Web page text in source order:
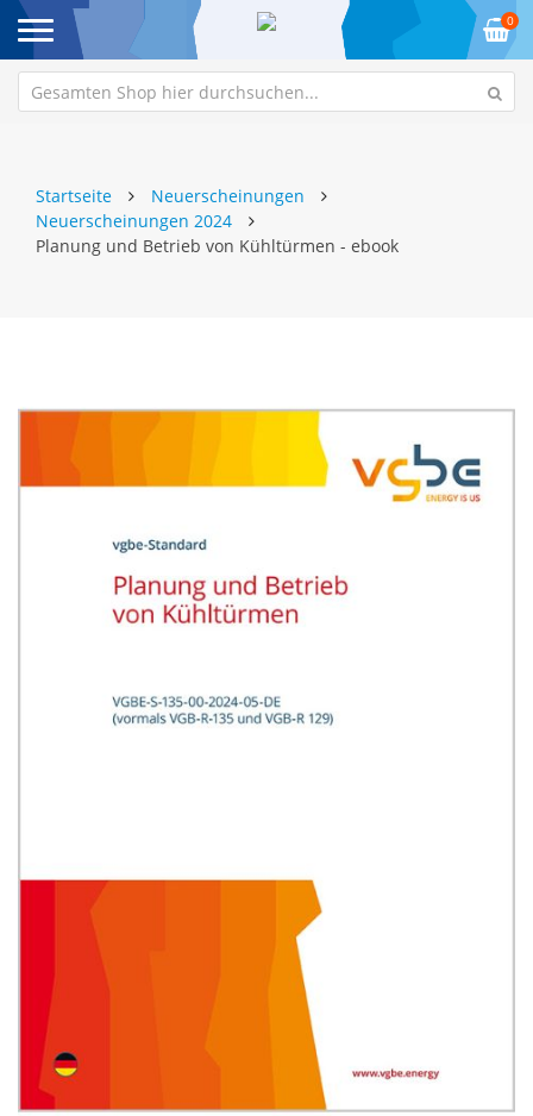
0
Startseite
Neuerscheinungen
Neuerscheinungen 2024
Planung und Betrieb von Kühltürmen - ebook